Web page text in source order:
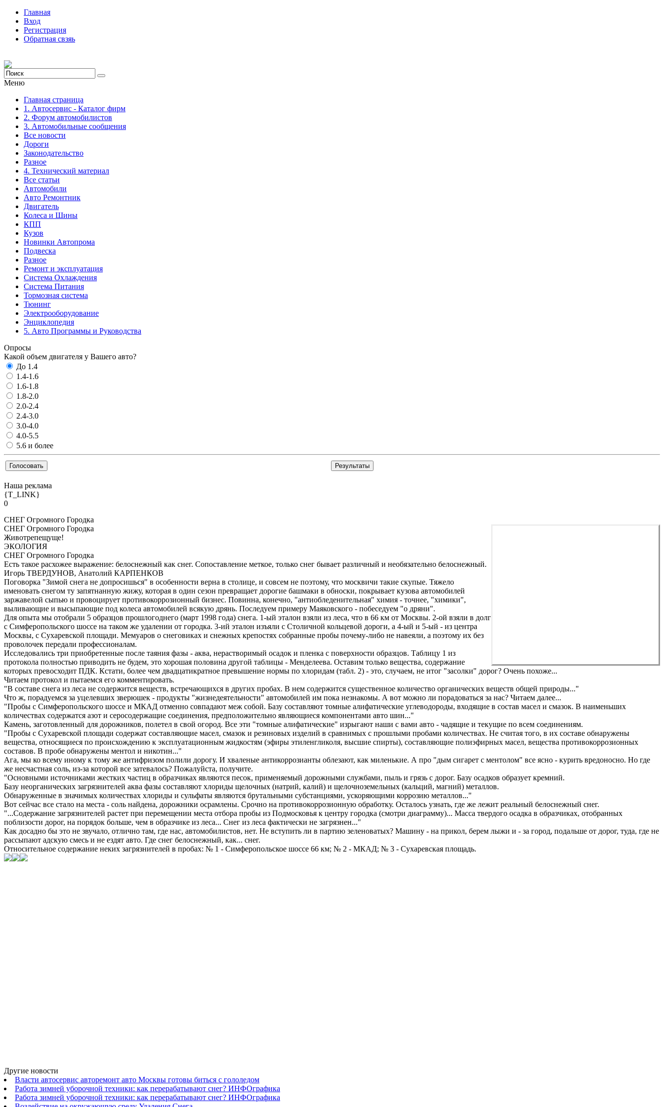
Главная
Вход
Регистрация
Обратная свзяь
Меню
Главная страница
1. Автосервис - Каталог фирм
2. Форум автомобилистов
3. Автомобильные сообщения
Все новости
Дороги
Законодательство
Разное
4. Технический материал
Все статьи
Автомобили
Авто Ремонтник
Двигатель
Колеса и Шины
КПП
Кузов
Новинки Автопрома
Подвеска
Разное
Ремонт и эксплуатация
Система Охлаждения
Система Питания
Тормозная система
Тюнинг
Электрооборудование
Энциклопедия
5. Авто Программы и Руководства
Опросы
Какой объем двигателя у Вашего авто?
До 1.4
1.4-1.6
1.6-1.8
1.8-2.0
2.0-2.4
2.4-3.0
3.0-4.0
4.0-5.5
5.6 и более
Наша реклама
{T_LINK}
0
СНЕГ Огромного Городка
СНЕГ Огромного Городка
Животрепещуще!
ЭКОЛОГИЯ
СНЕГ Огромного Городка
Есть такое расхожее выражение: белоснежный как снег. Сопоставление меткое, только снег бывает различный и необязательно белоснежный.
Игорь ТВЕРДУНОВ, Анатолий КАРПЕНКОВ
Поговорка "Зимой снега не допросишься" в особенности верна в столице, и совсем не поэтому, что москвичи такие скупые. Тяжело
именовать снегом ту запятнанную жижу, которая в один сезон превращает дорогие башмаки в обноски, покрывает кузова автомобилей
заржавелой сыпью и провоцирует противокоррозионный бизнес. Повинна, конечно, "антиобледенительная" химия - точнее, "химики",
выливающие и высыпающие под колеса автомобилей всякую дрянь. Последуем примеру Маяковского - побеседуем "о дряни".
Для опыта мы отобрали 5 образцов прошлогоднего (март 1998 года) снега. 1-ый эталон взяли из леса, что в 66 км от Москвы. 2-ой взяли в долг
с Симферопольского шоссе на таком же удалении от городка. 3-ий эталон изъяли с Столичной кольцевой дороги, а 4-ый и 5-ый - из центра
Москвы, с Сухаревской площади. Мемуаров о снеговиках и снежных крепостях собранные пробы почему-либо не навеяли, а поэтому их без
проволочек передали профессионалам.
Исследовались три приобретенные после таяния фазы - аква, нерастворимый осадок и пленка с поверхности образцов. Таблицу 1 из
протокола полностью приводить не будем, это хорошая половина другой таблицы - Менделеева. Оставим только вещества, содержание
которых превосходит ПДК. Кстати, более чем двадцатикратное превышение нормы по хлоридам (табл. 2) - это, случаем, не итог "засолки" дорог? Очень похоже...
Читаем протокол и пытаемся его комментировать.
"В составе снега из леса не содержится веществ, встречающихся в других пробах. В нем содержится существенное количество органических веществ общей природы..."
Что ж, порадуемся за уцелевших зверюшек - продукты "жизнедеятельности" автомобилей им пока незнакомы. А вот можно ли порадоваться за нас? Читаем далее...
"Пробы с Симферопольского шоссе и МКАД отменно совпадают меж собой. Базу составляют томные алифатические углеводороды, входящие в состав масел и смазок. В наименьших
количествах содержатся азот и серосодержащие соединения, предположительно являющиеся компонентами авто шин..."
Камень, заготовленный для дорожников, полетел в свой огород. Все эти "томные алифатические" изрыгают наши с вами авто - чадящие и текущие по всем соединениям.
"Пробы с Сухаревской площади содержат составляющие масел, смазок и резиновых изделий в сравнимых с прошлыми пробами количествах. Не считая того, в их составе обнаружены
вещества, относящиеся по происхождению к эксплуатационным жидкостям (эфиры этиленгликоля, высшие спирты), составляющие полиэфирных масел, вещества противокоррозионных
составов. В пробе обнаружены ментол и никотин..."
Ага, мы ко всему иному к тому же антифризом полили дорогу. И хваленые антикоррозианты облезают, как миленькие. А про "дым сигарет с ментолом" все ясно - курить вредоносно. Но где
же несчастная соль, из-за которой все затевалось? Пожалуйста, получите.
"Основными источниками жестких частиц в образчиках являются песок, применяемый дорожными службами, пыль и грязь с дорог. Базу осадков образует кремний.
Базу неорганических загрязнителей аква фазы составляют хлориды щелочных (натрий, калий) и щелочноземельных (кальций, магний) металлов.
Обнаруженные в значимых количествах хлориды и сульфаты являются брутальными субстанциями, ускоряющими коррозию металлов..."
Вот сейчас все стало на места - соль найдена, дорожники осрамлены. Срочно на противокоррозионную обработку. Осталось узнать, где же лежит реальный белоснежный снег.
"...Содержание загрязнителей растет при перемещении места отбора пробы из Подмосковья к центру городка (смотри диаграмму)... Масса твердого осадка в образчиках, отобранных
поблизости дорог, на порядок больше, чем в образчике из леса... Снег из леса фактически не загрязнен..."
Как досадно бы это не звучало, отлично там, где нас, автомобилистов, нет. Не вступить ли в партию зеленоватых? Машину - на прикол, берем лыжи и - за город, подальше от дорог, туда, где не
рассыпают адскую смесь и не ездят авто. Где снег белоснежный, как... снег.
Относительное содержание неких загрязнителей в пробах: № 1 - Симферопольское шоссе 66 км; № 2 - МКАД; № 3 - Сухаревская площадь.
Другие новости
Власти автосервис авторемонт авто Москвы готовы биться с гололедом
Работа зимней уборочной техники: как перерабатывают снег? ИНФОграфика
Работа зимней уборочной техники: как перерабатывают снег? ИНФОграфика